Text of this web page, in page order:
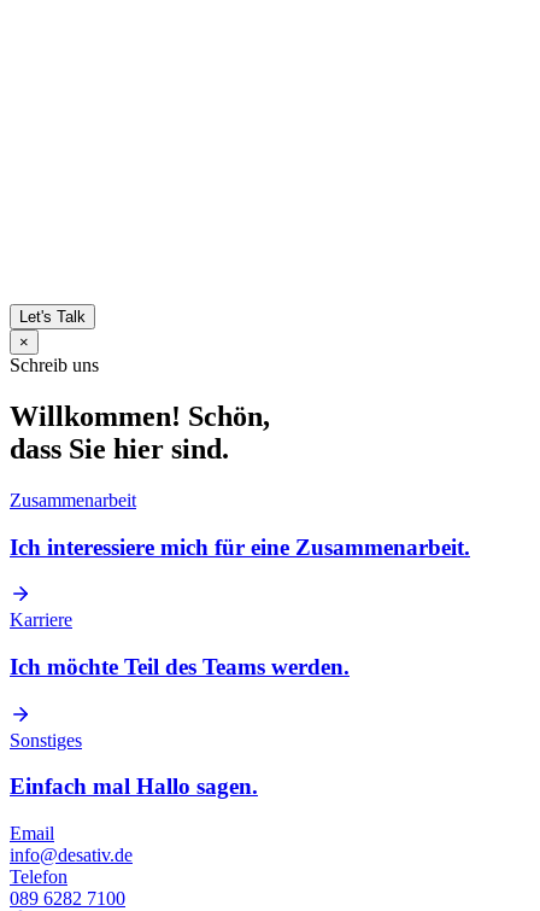
Let's Talk
×
Schreib uns
Willkommen! Schön,
dass Sie hier sind.
Zusammenarbeit
Ich interessiere mich für eine Zusammenarbeit.
Karriere
Ich möchte Teil des Teams werden.
Sonstiges
Einfach mal Hallo sagen.
Email
info@desativ.de
Telefon
089 6282 7100